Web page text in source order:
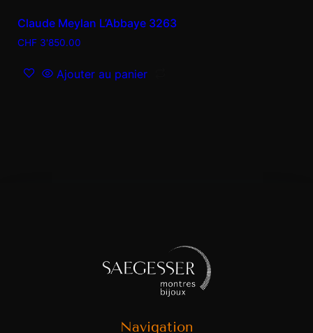
Claude Meylan L’Abbaye 3263
CHF 3'850.00
Ajouter au panier
Navigation